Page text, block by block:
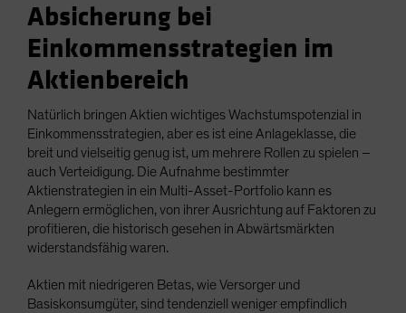
Absicherung bei
Einkommensstrategien im
Aktienbereich
Natürlich bringen Aktien wichtiges Wachstumspotenzial in
Einkommensstrategien, aber es ist eine Anlageklasse, die
breit und vielseitig genug ist, um mehrere Rollen zu spielen –
auch Verteidigung. Die Aufnahme bestimmter
Aktienstrategien in ein Multi-Asset-Portfolio kann es
Anlegern ermöglichen, von ihrer Ausrichtung auf Faktoren zu
profitieren, die historisch gesehen in Abwärtsmärkten
widerstandsfähig waren.
Aktien mit niedrigeren Betas, wie Versorger und
Basiskonsumgüter, sind tendenziell weniger empfindlich